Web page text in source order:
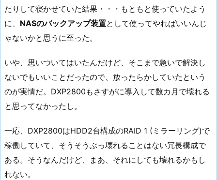
たりして寝かせていた結果・・・もともと使っていたよう
に、 NASのバックアップ装置として使ってやればいいんじ
ゃないかと思うに至った。
いや、思いついてはいたんだけど、そこまで急いで解決し
ないでもいいことだったので、放ったらかしていたという
のが実情だ。DXP2800もさすがに導入して数カ月で壊れる
と思ってなかったし。
一応、DXP2800はHDD2台構成のRAID 1 (ミラーリング)で
稼働していて、そうそうぶっ壊れることはない冗長構成で
ある。そうなんだけど、まあ、それにしても壊れるかもし
れない。